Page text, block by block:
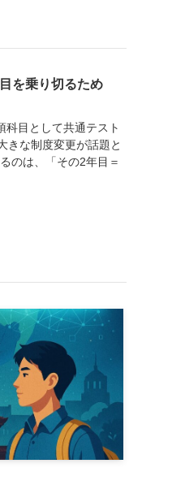
を乗り切るため
科目として共通テスト
きな制度変更が話題と
のは、「その2年目＝